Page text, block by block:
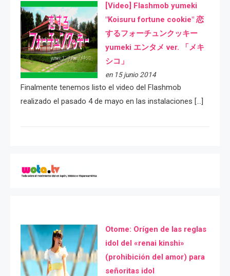
[Video] Flashmob yumeki
"Koisuru fortune cookie" 恋
するフォーチュンクッキー
yumeki エンタメ ver. 「メキ
シコ」
en 15 junio 2014
Finalmente tenemos listo el video del Flashmob
realizado el pasado 4 de mayo en las instalaciones […]
Otome: Orígen de las reglas
idol del «renai kinshi»
(prohibición del amor) para
señoritas idol